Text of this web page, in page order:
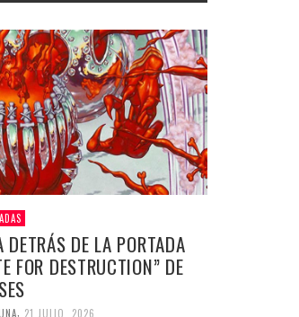
DE LA PORTADA
FOR DESTRUCTION” DE
, 21 JULIO, 2026